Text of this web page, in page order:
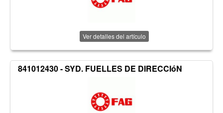
Ver detalles del artículo
841012430 - SYD. FUELLES DE DIRECCIóN